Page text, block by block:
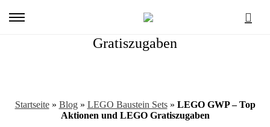
Menu
LEGO GWP – Top Aktionen und LEGO
Gratiszugaben
Startseite» Blog» LEGO Baustein Sets» LEGO GWP – Top
Aktionen und LEGO Gratiszugaben